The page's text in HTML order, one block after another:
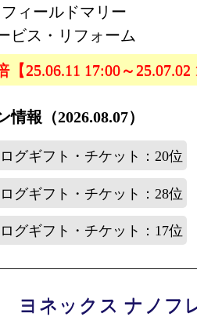
フィールドマリー
ビス・リフォーム
【25.06.11 17:00～25.07.02
報（2026.08.07）
グギフト・チケット：20位
グギフト・チケット：28位
グギフト・チケット：17位
ヨネックス ナノフ